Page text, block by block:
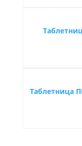
Таблетница